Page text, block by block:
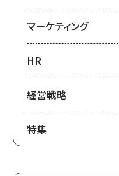
マーケティング
HR
経営戦略
特集